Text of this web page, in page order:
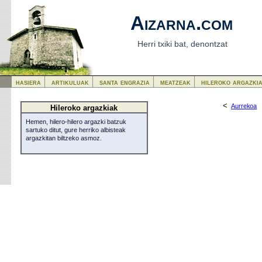
Aizarna.com
Herri txiki bat, denontzat
<Aurrekoa
Hileroko argazkiak
Hemen, hilero-hilero argazki batzuk
sartuko ditut, gure herriko albisteak
argazkitan biltzeko asmoz.
hasiera artikuluak santa engrazia meatzeak hileroko